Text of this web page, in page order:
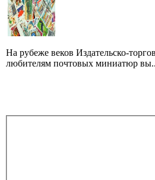
На рубеже веков Издательско-
любителям почтовых миниатюр